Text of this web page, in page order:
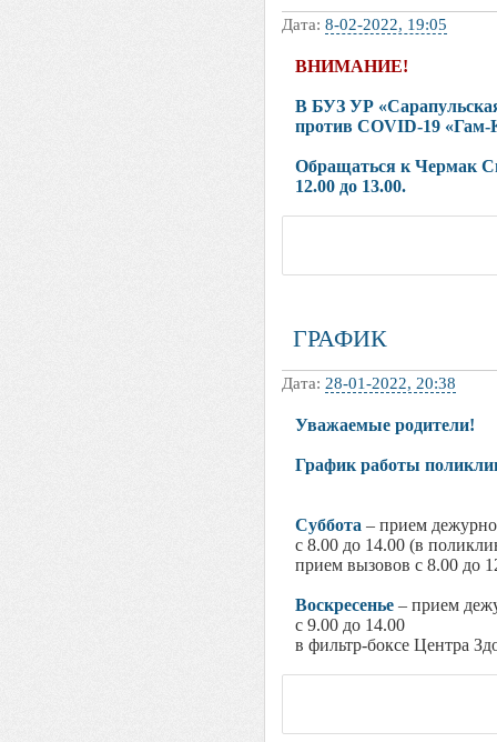
Дата: 8-02-2022, 19:05
ВНИМАНИЕ!
В БУЗ УР
против COVID-19 «Гам-
Обращаться к Чермак
12.00 до 13.00.
ГРАФИК
Дата: 28-01-2022, 20:38
Уважаемые родители!
График работы
Суббота – прием
с 8.00 до 14.00 (в
прием вызовов с 8.00 до
Воскресенье – прием
с 9.00 до 14.00
в фильтр-боксе Центра